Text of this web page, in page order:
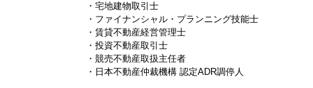
・宅地建物取引士
・ファイナンシャル・プランニング技能士
・賃貸不動産経営管理士
・投資不動産取引士
・競売不動産取扱主任者
・日本不動産仲裁機構 認定ADR調停人